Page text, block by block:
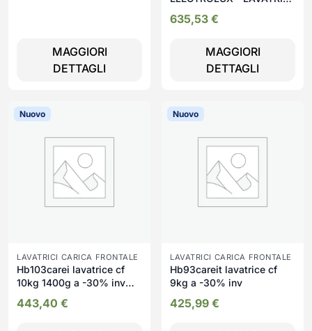
MAGGIORI
DETTAGLI
INV VAP GRUPPI
635,53 €
MAGGIORI
DETTAGLI
Nuovo
LAVATRICI CARICA FRONTALE
Hb103carei lavatrice cf
10kg 1400g a -30% inv
443,40 €
Nuovo
LAVATRICI CARICA FRONTALE
Hb93careit lavatrice cf
9kg a -30% inv
425,99 €